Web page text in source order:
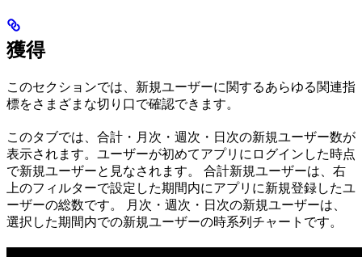
獲得
このセクションでは、新規ユーザーに関するあらゆる関連指
標をさまざまな切り口で確認できます。
このタブでは、合計・月次・週次・日次の新規ユーザー数が
表示されます。ユーザーが初めてアプリにログインした時点
で新規ユーザーと見なされます。 合計新規ユーザーは、右
上のフィルターで設定した期間内にアプリに新規登録したユ
ーザーの総数です。 月次・週次・日次の新規ユーザーは、
選択した期間内での新規ユーザーの時系列チャートです。